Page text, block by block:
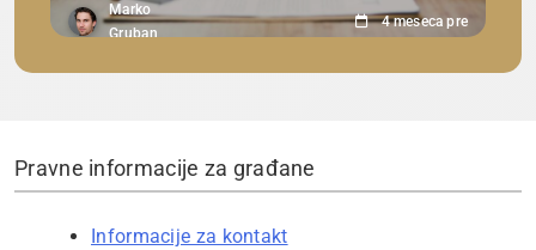
Marko
Gruban
4 meseca pre
Pravne informacije za građane
Informacije za kontakt